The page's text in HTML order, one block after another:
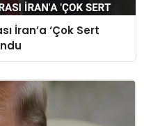
İran’a ‘Çok Sert